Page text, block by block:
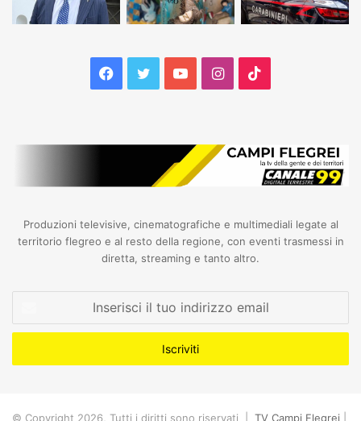
Facebook
TwitterYouTubeInstagram
Produzioni televisive, cinematografiche e multimediali legate al
territorio flegreo e al resto della regione, con eventi trasmessi in
diretta, streaming e tanto altro.
tuo
email
© Copyright 2026, Tutti i diritti sono riservati | TV Campi Flegrei